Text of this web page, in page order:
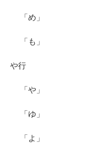
「め」
「も」
や行
「や」
「ゆ」
「よ」